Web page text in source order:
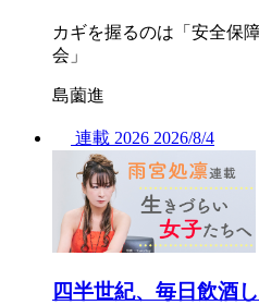
カギを握るのは「安全保
会」
島薗進
連載 2026 2026/8/4
四半世紀、毎日飲酒